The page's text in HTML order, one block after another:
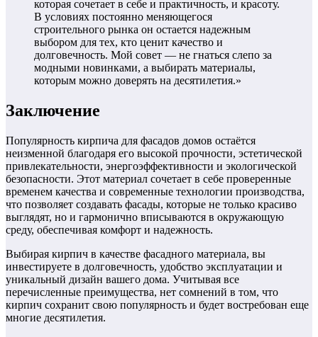
которая сочетает в себе и практичность, и красоту.
В условиях постоянно меняющегося
строительного рынка он остается надежным
выбором для тех, кто ценит качество и
долговечность. Мой совет — не гнаться слепо за
модными новинками, а выбирать материалы,
которым можно доверять на десятилетия.»
Заключение
Популярность кирпича для фасадов домов остаётся
неизменной благодаря его высокой прочности, эстетической
привлекательности, энергоэффективности и экологической
безопасности. Этот материал сочетает в себе проверенные
временем качества и современные технологии производства,
что позволяет создавать фасады, которые не только красиво
выглядят, но и гармонично вписываются в окружающую
среду, обеспечивая комфорт и надежность.
Выбирая кирпич в качестве фасадного материала, вы
инвестируете в долговечность, удобство эксплуатации и
уникальный дизайн вашего дома. Учитывая все
перечисленные преимущества, нет сомнений в том, что
кирпич сохранит свою популярность и будет востребован еще
многие десятилетия.